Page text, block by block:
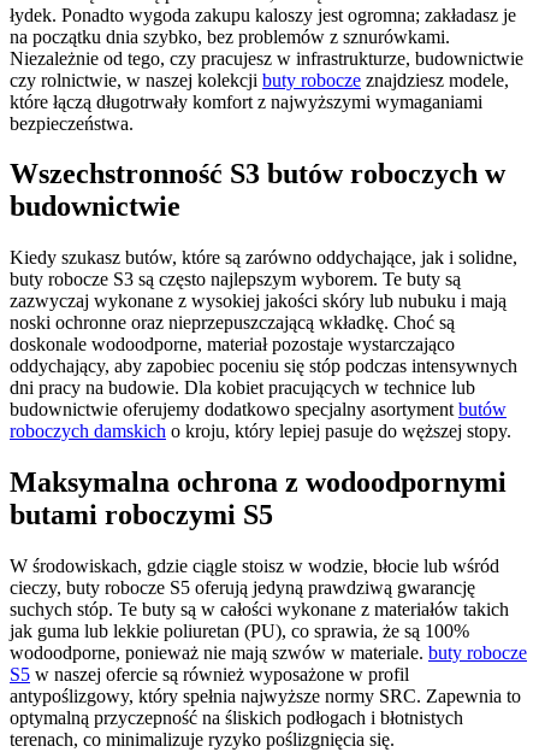
łydek. Ponadto wygoda zakupu kaloszy jest ogromna; zakładasz je
na początku dnia szybko, bez problemów z sznurówkami.
Niezależnie od tego, czy pracujesz w infrastrukturze, budownictwie
czy rolnictwie, w naszej kolekcji buty robocze znajdziesz modele,
które łączą długotrwały komfort z najwyższymi wymaganiami
bezpieczeństwa.
Wszechstronność S3 butów roboczych w
budownictwie
Kiedy szukasz butów, które są zarówno oddychające, jak i solidne,
buty robocze S3 są często najlepszym wyborem. Te buty są
zazwyczaj wykonane z wysokiej jakości skóry lub nubuku i mają
noski ochronne oraz nieprzepuszczającą wkładkę. Choć są
doskonale wodoodporne, materiał pozostaje wystarczająco
oddychający, aby zapobiec poceniu się stóp podczas intensywnych
dni pracy na budowie. Dla kobiet pracujących w technice lub
budownictwie oferujemy dodatkowo specjalny asortyment butów
roboczych damskich o kroju, który lepiej pasuje do węższej stopy.
Maksymalna ochrona z wodoodpornymi
butami roboczymi S5
W środowiskach, gdzie ciągle stoisz w wodzie, błocie lub wśród
cieczy, buty robocze S5 oferują jedyną prawdziwą gwarancję
suchych stóp. Te buty są w całości wykonane z materiałów takich
jak guma lub lekkie poliuretan (PU), co sprawia, że są 100%
wodoodporne, ponieważ nie mają szwów w materiale. buty robocze
S5 w naszej ofercie są również wyposażone w profil
antypoślizgowy, który spełnia najwyższe normy SRC. Zapewnia to
optymalną przyczepność na śliskich podłogach i błotnistych
terenach, co minimalizuje ryzyko poślizgnięcia się.